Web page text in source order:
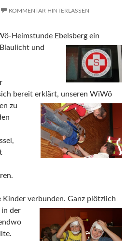
KOMMENTAR HINTERLASSEN
Heimstunde Ebelsberg ein
und
bereit erklärt, unseren WiWö
zu
Kinder verbunden. Ganz plötzlich
in der